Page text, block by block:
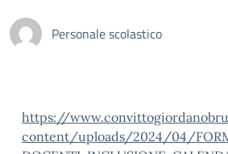
Personale scolastico
https://
content/uploads/2024/04/